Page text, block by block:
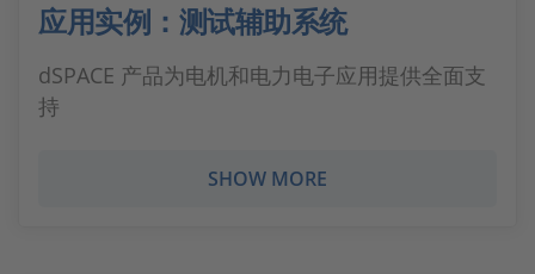
应用实例：测试辅助系统
dSPACE 产品为电机和电力电子应用提供全面支
持
SHOW MORE